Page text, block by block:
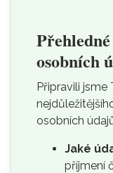
osobních
Připravili jsme
osobních
Jaké
příjmení